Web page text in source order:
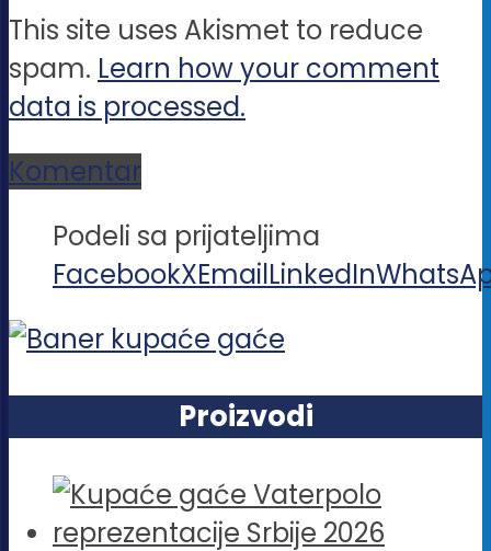
This site uses Akismet to reduce
spam. Learn how your comment
data is processed.
Komentar
Podeli sa prijateljima
FacebookXEmailLinkedIn
Proizvodi